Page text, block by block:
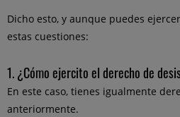
Dicho esto, y aunque puedes
estas cuestiones:
1. ¿Cómo ejercito el derecho de
En este caso, tienes igualmente
anteriormente.